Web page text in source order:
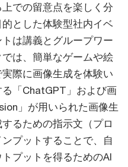
での留意点を楽しく分
とした体験型社内イベ
は講義とグループワー
は、簡単なゲームや絵
際に画像生成を体験い
「ChatGPT」および画
」が用いられた画像生
るための指示文（プロ
プットすることで、自
プットを得るためのAI